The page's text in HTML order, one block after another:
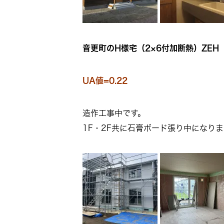
音更町のH様宅（2×6付加断熱）ZEH
UA値=0.22
造作工事中です。
1F・2F共に石膏ボード張り中になりま